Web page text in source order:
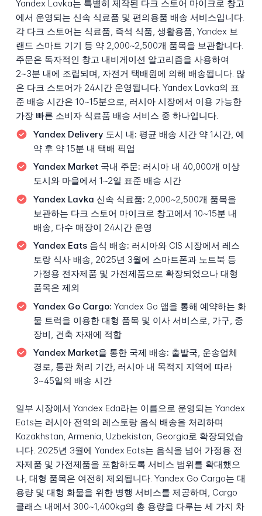
Yandex Lavka는 특별히 제작된 다크 스토어 마이크로 창고
에서 운영되는 신속 식료품 및 편의용품 배송 서비스입니다.
각 다크 스토어는 식료품, 즉석 식품, 생활용품, Yandex 브
랜드 스마트 기기 등 약 2,000~2,500개 품목을 보관합니다.
주문은 독자적인 창고 내비게이션 알고리즘을 사용하여
2~3분 내에 조립되며, 자전거 택배원에 의해 배송됩니다. 많
은 다크 스토어가 24시간 운영됩니다. Yandex Lavka의 표
준 배송 시간은 10~15분으로, 러시아 시장에서 이용 가능한
가장 빠른 소비자 식료품 배송 서비스 중 하나입니다.
Yandex Delivery 도시 내: 평균 배송 시간 약 1시간, 예
약 후 약 15분 내 택배 픽업
Yandex Market 국내 주문: 러시아 내 40,000개 이상
도시와 마을에서 1~2일 표준 배송 시간
Yandex Lavka 신속 식료품: 2,000~2,500개 품목을
보관하는 다크 스토어 마이크로 창고에서 10~15분 내
배송, 다수 매장이 24시간 운영
Yandex Eats 음식 배송: 러시아와 CIS 시장에서 레스
토랑 식사 배송, 2025년 3월에 스마트폰과 노트북 등
가정용 전자제품 및 가전제품으로 확장되었으나 대형
품목은 제외
Yandex Go Cargo: Yandex Go 앱을 통해 예약하는 화
물 트럭을 이용한 대형 품목 및 이사 서비스로, 가구, 중
장비, 건축 자재에 적합
Yandex Market을 통한 국제 배송: 출발국, 운송업체
경로, 통관 처리 기간, 러시아 내 목적지 지역에 따라
3~45일의 배송 시간
일부 시장에서 Yandex Eda라는 이름으로 운영되는 Yandex
Eats는 러시아 전역의 레스토랑 음식 배송을 처리하며
Kazakhstan, Armenia, Uzbekistan, Georgia로 확장되었습
니다. 2025년 3월에 Yandex Eats는 음식을 넘어 가정용 전
자제품 및 가전제품을 포함하도록 서비스 범위를 확대했으
나, 대형 품목은 여전히 제외됩니다. Yandex Go Cargo는 대
용량 및 대형 화물을 위한 병행 서비스를 제공하며, Cargo
클래스 내에서 300~1,400kg의 총 용량을 다루는 세 가지 차